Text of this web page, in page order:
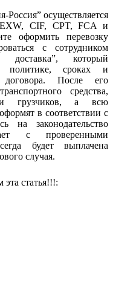
Россия” осуществляется
CIF, CPT, FCA и
оформить перевозку
с сотрудником
который
политике, сроках и
договора. После его
средства,
и грузчиков, а всю
в соответствии с
на законодательство
с проверенными
будет выплачена
случая.
статья!!!: